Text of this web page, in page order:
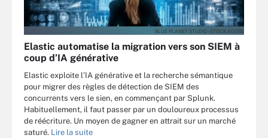
BLUE PLANET STUDIO - STOCK.ADOBE
Elastic automatise la migration vers son SIEM à
coup d’IA générative
Elastic exploite l’IA générative et la recherche sémantique
pour migrer des règles de détection de SIEM des
concurrents vers le sien, en commençant par Splunk.
Habituellement, il faut passer par un douloureux processus
de réécriture. Un moyen de gagner en attrait sur un marché
saturé. Lire la suite